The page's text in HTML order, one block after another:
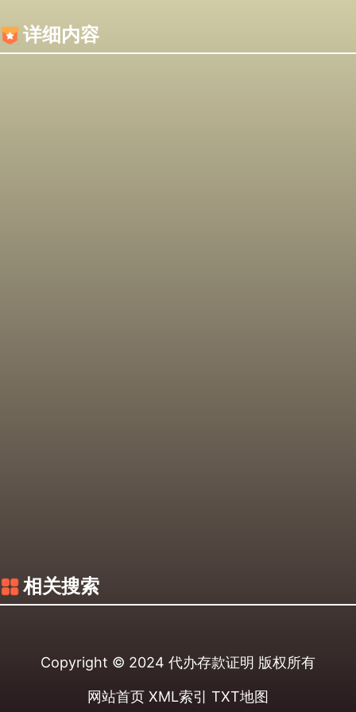
详细内容
相关搜索
Copyright © 2024 代办存款证明 版权所有
网站首页 XML索引 TXT地图